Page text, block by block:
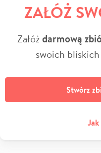
ZAŁÓŻ
Załóżdarmową
swoich
Stwórz
Jak